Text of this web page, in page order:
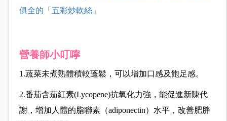
俱全的「五彩炒軟絲」
營養師小叮嚀
1.蔬菜未煮熟體積較蓬鬆，可以增加口感及飽足感。
2.番茄含茄紅素(Lycopene)抗氧化力強，能促進新陳代
謝，增加人體的脂聯素（adiponectin）水平，改善肥胖